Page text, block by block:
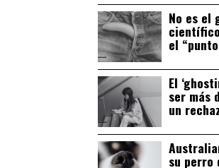
No es el
el
El
ser más
un
su perro